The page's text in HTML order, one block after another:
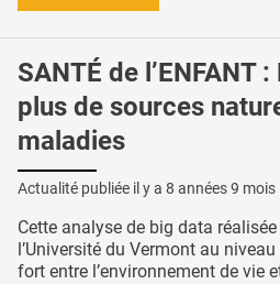
SANTÉ de l’ENFANT
plus de sources
maladies
Actualité publiée il y a 8 années 9 mois
Cette analyse de big data
l’Université du Vermont au
fort entre l’environnement de vie